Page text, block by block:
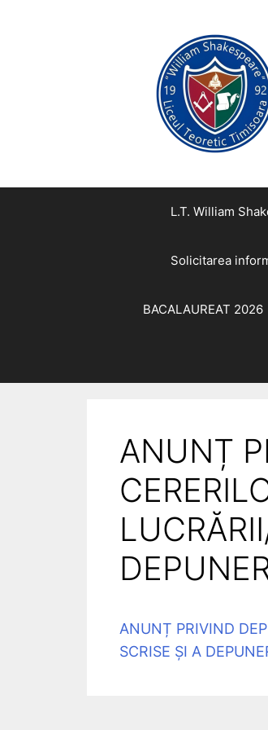
L.T. William
Solicitarea
BACALAUREAT 2026
ANUNȚ
ANUNȚ PRIVIND
SCRISE ȘI A